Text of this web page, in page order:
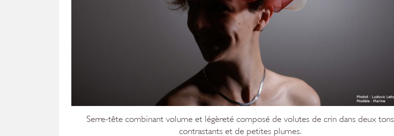
Serre-tête combinant volume et légèreté composé de volutes de crin dans deux tons
contrastants et de petites plumes.